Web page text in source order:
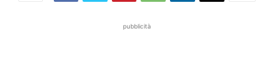
pubblicità